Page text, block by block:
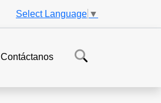
Select Language ▼
Contáctanos